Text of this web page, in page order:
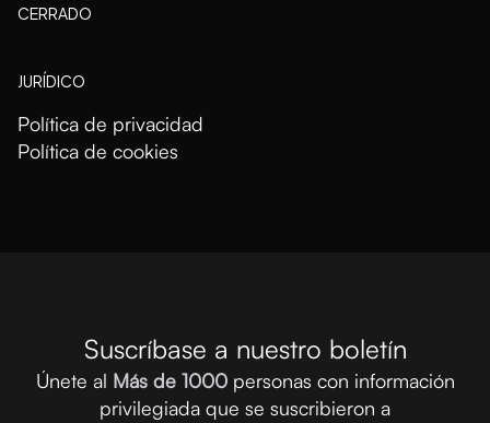
CERRADO
JURÍDICO
Política de privacidad
Política de cookies
Suscríbase a nuestro boletín
Únete al Más de 1000personas con información
privilegiada que se suscribieron a